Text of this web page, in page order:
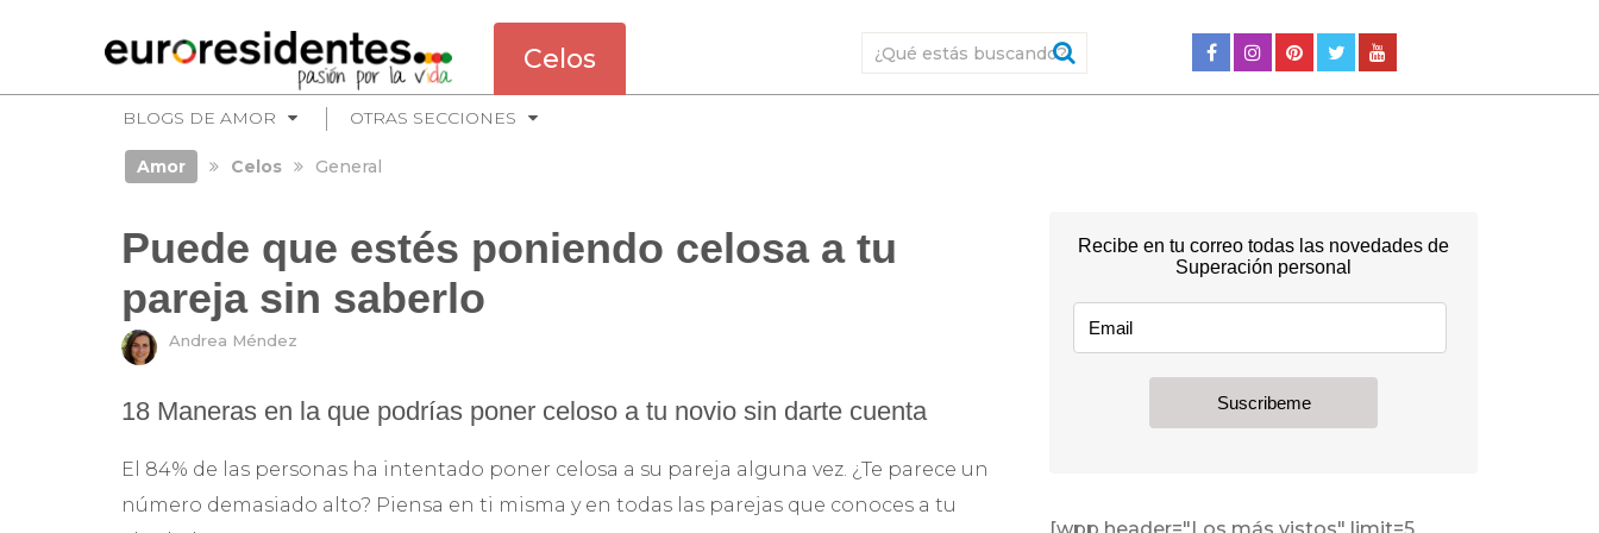
Celos
BLOGS DE AMOR OTRAS SECCIONES
Amor Celos General
Puede que estés poniendo celosa a tu
pareja sin saberlo
Andrea Méndez
18 Maneras en la que podrías poner celoso a tu novio sin darte cuenta
El 84% de las personas ha intentado poner celosa a su pareja alguna vez. ¿Te parece un
número demasiado alto? Piensa en ti misma y en todas las parejas que conoces a tu